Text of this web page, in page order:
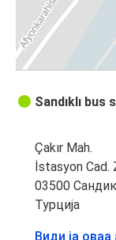
Sandıklı bus
Çakır Mah.
İstasyon Cad.
03500
Турција
Види ја